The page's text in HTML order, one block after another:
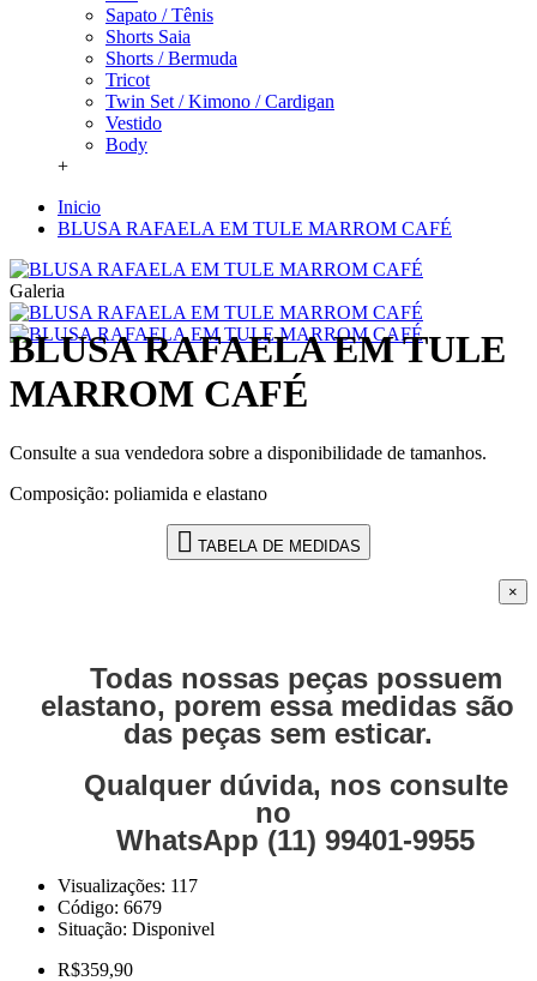
Sapato / Tênis
Shorts Saia
Shorts / Bermuda
Tricot
Twin Set / Kimono / Cardigan
Vestido
Body
+
Inicio
BLUSA RAFAELA EM TULE MARROM CAFÉ
Galeria
BLUSA RAFAELA EM TULE
MARROM CAFÉ
Consulte a sua vendedora sobre a disponibilidade de tamanhos.
Composição: poliamida e elastano
TABELA DE MEDIDAS
×
Todas nossas peças possuem
elastano, porem essa medidas são
das peças sem esticar.
Qualquer dúvida, nos consulte
no
WhatsApp (11) 99401-9955
Visualizações: 117
Código: 6679
Situação: Disponivel
R$359,90